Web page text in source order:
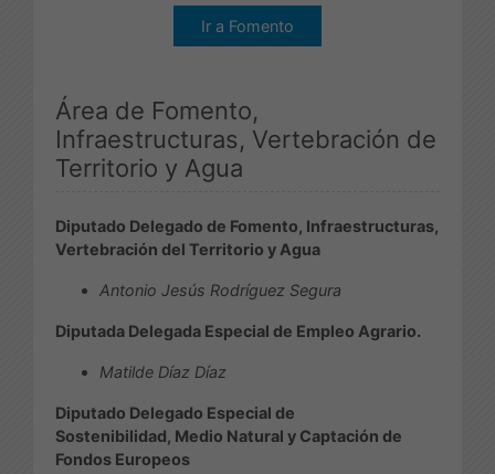
Ir a Fomento
Área de Fomento,
Infraestructuras, Vertebración de
Territorio y Agua
Diputado Delegado de Fomento, Infraestructuras,
Vertebración del Territorio y Agua
Antonio Jesús Rodríguez Segura
Diputada Delegada Especial de Empleo Agrario.
Matilde Díaz Díaz
Diputado Delegado Especial de
Sostenibilidad, Medio Natural y Captación de
Fondos Europeos